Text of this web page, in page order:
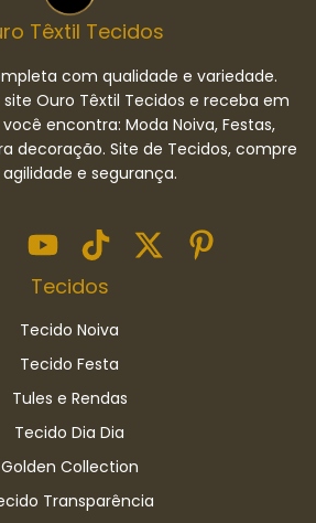
Têxtil Tecidos
com qualidade e variedade.
Ouro Têxtil Tecidos e receba em
encontra: Moda Noiva, Festas,
decoração. Site de Tecidos, compre
e segurança.
Tecidos
Tecido Noiva
Tecido Festa
Tules e Rendas
Tecido Dia Dia
Golden Collection
Transparência